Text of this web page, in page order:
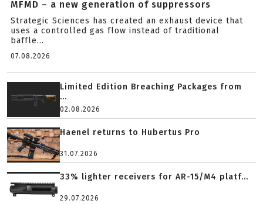
MFMD – a new generation of suppressors
Strategic Sciences has created an exhaust device that
uses a controlled gas flow instead of traditional
baffle...
07.08.2026
Limited Edition Breaching Packages from
...
02.08.2026
Haenel returns to Hubertus Pro
31.07.2026
33% lighter receivers for AR-15/M4 platf...
29.07.2026